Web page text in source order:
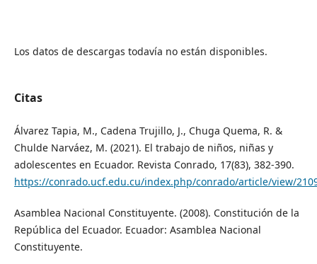
Los datos de descargas todavía no están disponibles.
Citas
Álvarez Tapia, M., Cadena Trujillo, J., Chuga Quema, R. &
Chulde Narváez, M. (2021). El trabajo de niños, niñas y
adolescentes en Ecuador. Revista Conrado, 17(83), 382-390.
https://conrado.ucf.edu.cu/index.php/conrado/article/view/
Asamblea Nacional Constituyente. (2008). Constitución de la
República del Ecuador. Ecuador: Asamblea Nacional
Constituyente.